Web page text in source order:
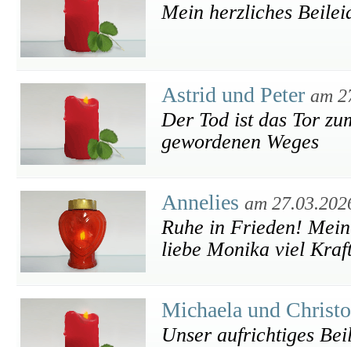
Mein herzliches
Astrid und Peter am
Der Tod ist das Tor
gewordenen Weges
Annelies am
Ruhe in Frieden!
liebe Monika viel
Michaela und
Unser aufrichtiges